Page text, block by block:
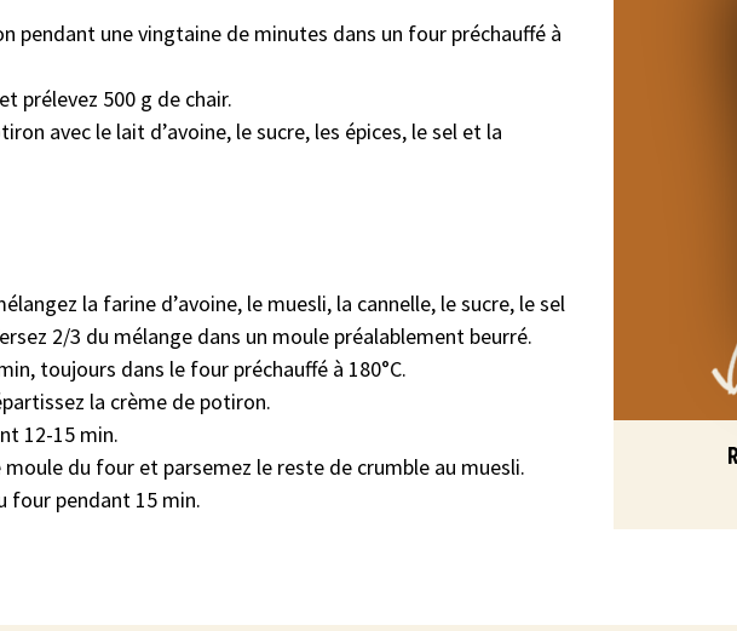
pendant une vingtaine de minutes dans un four préchauffé à
prélevez 500 g de chair.
avec le lait d’avoine, le sucre, les épices, le sel et la
la farine d’avoine, le muesli, la cannelle, le sucre, le sel
2/3 du mélange dans un moule préalablement beurré.
toujours dans le four préchauffé à 180°C.
la crème de potiron.
12-15 min.
moule du four et parsemez le reste de crumble au muesli.
four pendant 15 min.